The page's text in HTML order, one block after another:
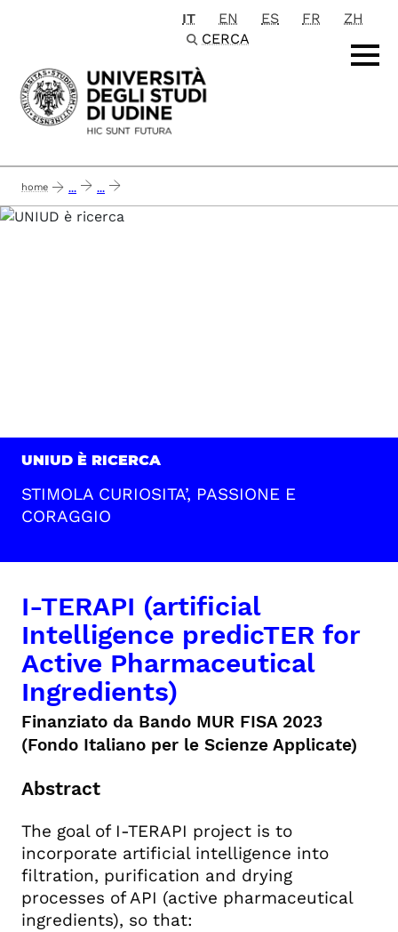
Passa al contenuto principale
IT EN ES FR
ZH
CERCA
home ... ...
i-terapi (artificial intelligence predicter for active pharmaceutical ingredients)
UNIUD È RICERCA
STIMOLA CURIOSITA’, PASSIONE E
CORAGGIO
I-TERAPI (artificial
Intelligence predicTER for
Active Pharmaceutical
Ingredients)
Finanziato da Bando MUR FISA 2023
(Fondo Italiano per le Scienze Applicate)
Abstract
The goal of I-TERAPI project is to
incorporate artificial intelligence into
filtration, purification and drying
processes of API (active pharmaceutical
ingredients), so that: